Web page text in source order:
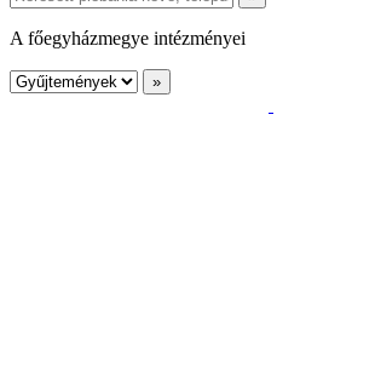
A főegyházmegye intézményei